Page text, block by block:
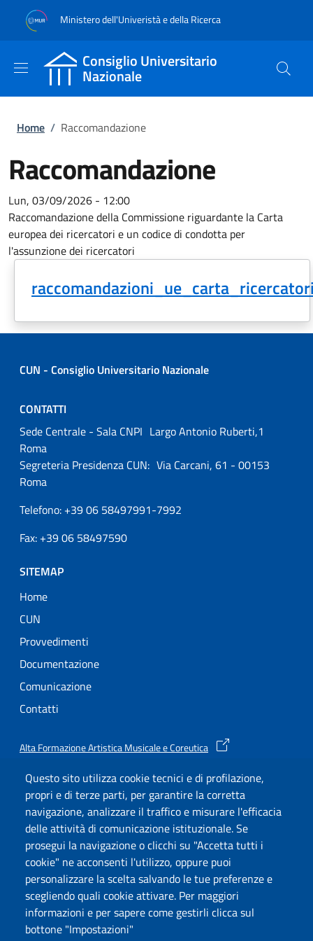
al contenuto principale
to footer content
Ministero dell'Univeristà e della Ricerca
Consiglio Universitario
Nazionale
Briciole di pane
Home / Raccomandazione
Raccomandazione
Questo sito utilizza cookie tecnici e di profilazione,
propri e di terze parti, per garantire la corretta
navigazione, analizzare il traffico e misurare l'efficacia
delle attività di comunicazione istituzionale. Se
prosegui la navigazione o clicchi su "Accetta tutti i
cookie" ne acconsenti l'utilizzo, oppure puoi
personalizzare la scelta salvando le tue preferenze e
scegliendo quali cookie attivare. Per maggiori
informazioni e per sapere come gestirli clicca sul
bottone "Impostazioni"
Lun, 03/09/2026 - 12:00
Raccomandazione della Commissione riguardante la Carta
europea dei ricercatori e un codice di condotta per
l'assunzione dei ricercatori
CUN - Consiglio Universitario Nazionale
CONTATTI
Sede Centrale - Sala CNPI Largo Antonio Ruberti,1
Roma
Segreteria Presidenza CUN: Via Carcani, 61 - 00153
Roma
Telefono: +39 06 58497991-7992
Fax: +39 06 58497590
SITEMAP
Home
CUN
Provvedimenti
Documentazione
Comunicazione
Contatti
Alta Formazione Artistica Musicale e Coreutica
Cookie settings
Small prints
Useful links section
Cookies Policy
Privacy Policy